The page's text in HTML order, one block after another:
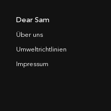
Dear Sam
Über uns
Umweltrichtlinien
Impressum